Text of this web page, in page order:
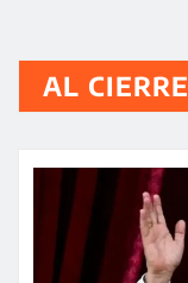
AL CIERRE